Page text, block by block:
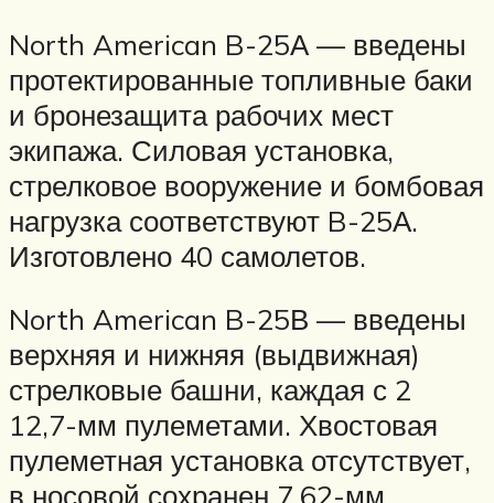
North American B-25А — введены
протектированные топливные баки
и бронезащита рабочих мест
экипажа. Силовая установка,
стрелковое вооружение и бомбовая
нагрузка соответствуют B-25А.
Изготовлено 40 самолетов.
North American B-25В — введены
верхняя и нижняя (выдвижная)
стрелковые башни, каждая с 2
12,7-мм пулеметами. Хвостовая
пулеметная установка отсутствует,
в носовой сохранен 7,62-мм